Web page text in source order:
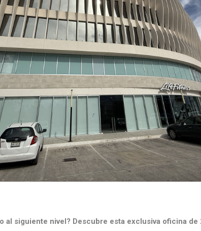
al siguiente nivel? Descubre esta exclusiva oficina de